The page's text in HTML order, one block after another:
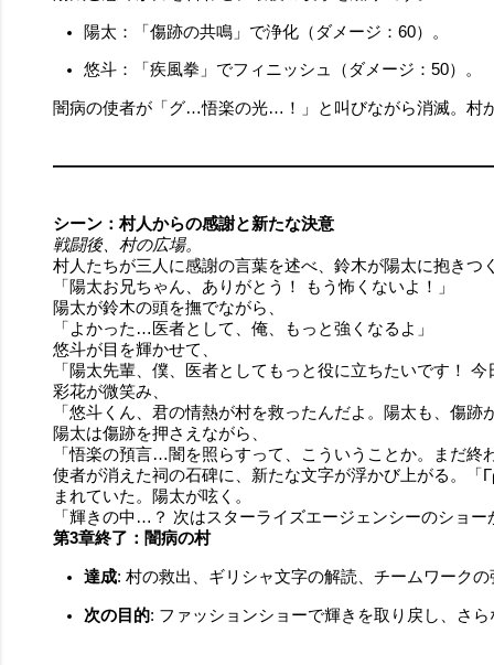
陽太：「傷跡の共鳴」で浄化（ダメージ：60）。
悠斗：「疾風拳」でフィニッシュ（ダメージ：50）。
闇病の使者が「グ…悟楽の光…！」と叫びながら消滅。村
シーン：村人からの感謝と新たな決意
戦闘後、村の広場。
村人たちが三人に感謝の言葉を述べ、鈴木が陽太に抱きつ
「陽太お兄ちゃん、ありがとう！ もう怖くないよ！」
陽太が鈴木の頭を撫でながら、
「よかった…医者として、俺、もっと強くなるよ」
悠斗が目を輝かせて、
「陽太先輩、僕、医者としてもっと役に立ちたいです！
彩花が微笑み、
「悠斗くん、君の情熱が村を救ったんだよ。陽太も、傷跡
陽太は傷跡を押さえながら、
「悟楽の預言…闇を照らすって、こういうことか。まだ
使者が消えた祠の石碑に、新たな文字が浮かび上がる。
まれていた。陽太が呟く。
「輝きの中…？ 次はスターライズエージェンシーのショ
第3章終了：闇病の村
達成: 村の救出、ギリシャ文字の解読、チームワークの
次の目的: ファッションショーで輝きを取り戻し、さ